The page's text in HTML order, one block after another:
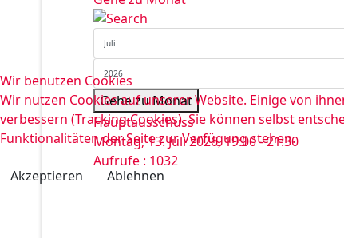
Gehe zu Monat
Hauptausschuss
Montag, 13. Juli 2026, 19:00 - 21:30
Aufrufe : 1032
Wir benutzen Cookies
Wir nutzen Cookies auf unserer Website. Einige von
verbessern (Tracking Cookies). Sie können selbst
Funktionalitäten der Seite zur Verfügung stehen.
Akzeptieren
Ablehnen